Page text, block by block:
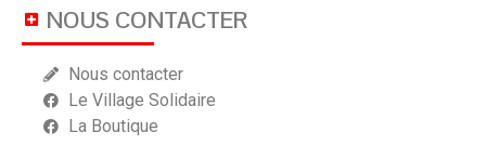
NOUS CONTACTER
Nous contacter
Le Village Solidaire
La Boutique